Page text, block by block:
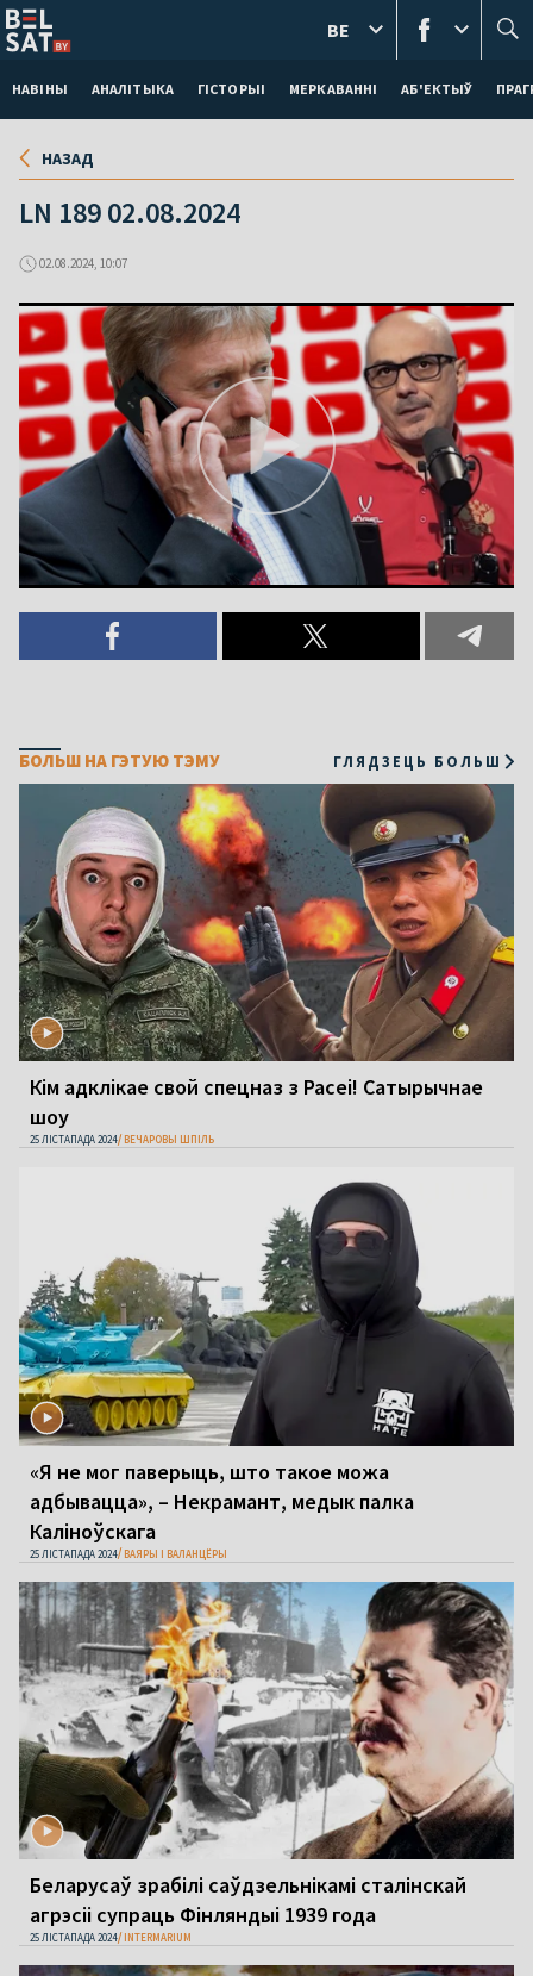
НАВІНЫ АНАЛІТЫКА ГІСТОРЫІ МЕРКАВАННI АБ'ЕКТЫЎ
BE
НАЗАД
LN 189 02.08.2024
02.08.2024, 10:07
БОЛЬШ НА ГЭТУЮ ТЭМУ ГЛЯДЗЕЦЬ БОЛЬШ
Кім адклікае свой спецназ з Расеі! Сатырычнае
шоу
25 ЛІСТАПАДА 2024 ВЕЧАРОВЫ ШПІЛЬ
«Я не мог паверыць, што такое можа
адбывацца», – Некрамант, медык палка
Каліноўскага
25 ЛІСТАПАДА 2024 ВАЯРЫ І ВАЛАНЦЁРЫ
Беларусаў зрабілі саўдзельнікамі сталінскай
агрэсіі супраць Фінляндыі 1939 года
25 ЛІСТАПАДА 2024 INTERMARIUM